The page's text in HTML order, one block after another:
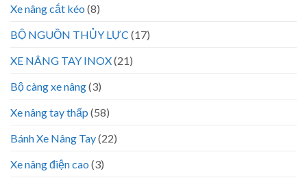
Xe nâng cắt kéo (8)
BỘ NGUỒN THỦY LỰC (17)
XE NÂNG TAY INOX(21)
Bộ càng xe nâng(3)
Xe nâng tay thấp (58)
Bánh Xe Nâng Tay(22)
Xe nâng điện cao (3)